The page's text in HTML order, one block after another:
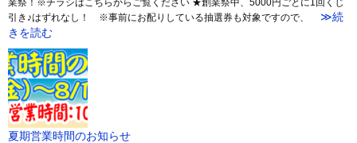
業祭！※チラシはこちらからご覧ください ★創業祭中、5000円ごとに1回くじ
引き♪はずれなし！ ※事前にお配りしている抽選券も対象ですので、
≫続
きを読む
夏期営業時間のお知らせ